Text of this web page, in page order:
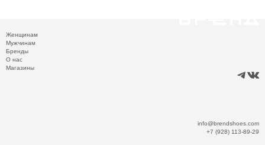
Женщинам
Мужчинам
Бренды
О нас
Магазины
info@brendshoes.com
+7 (928) 113-89-29